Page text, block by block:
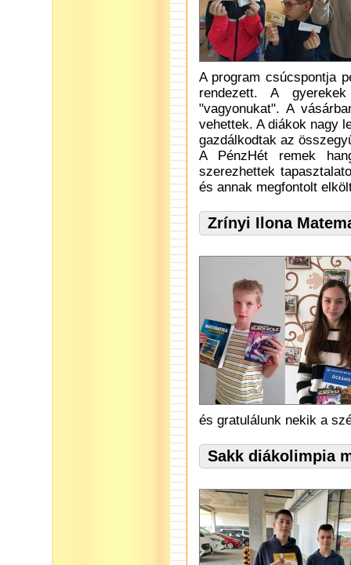
A program csúcspontja
rendezett. A
"vagyonukat". A
vehettek. A diákok nagy
gazdálkodtak az
A PénzHét remek
szerezhettek
és annak megfontolt
Zrínyi Ilona
és gratulálunk nekik a
Sakk diákolimpia